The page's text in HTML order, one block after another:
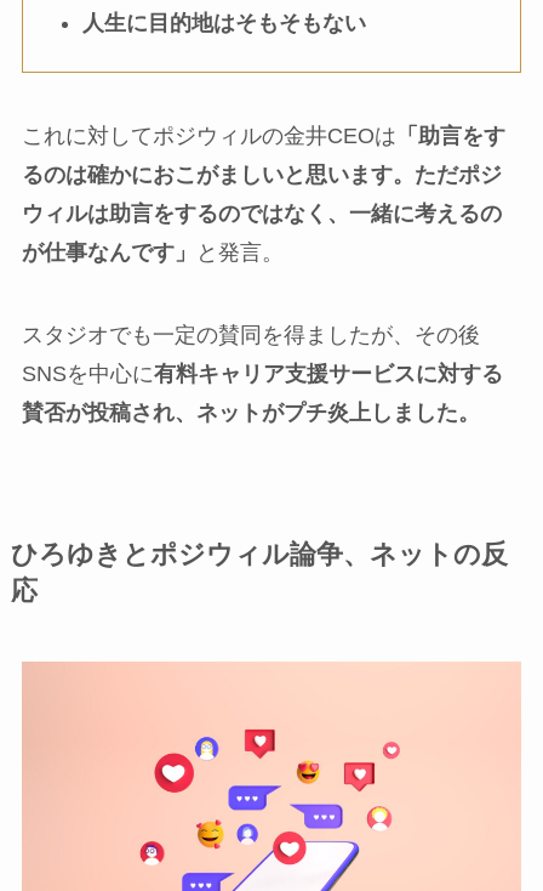
人生に目的地はそもそもない
これに対してポジウィルの金井CEOは 「助言をす
るのは確かにおこがましいと思います。ただポジ
ウィルは助言をするのではなく、一緒に考えるの
が仕事なんです」
と発言。
スタジオでも一定の賛同を得ましたが、その後
SNSを中心に有料キャリア支援サービスに対する
賛否が投稿され、ネットがプチ炎上しました。
ひろゆきとポジウィル論争、ネットの反
応